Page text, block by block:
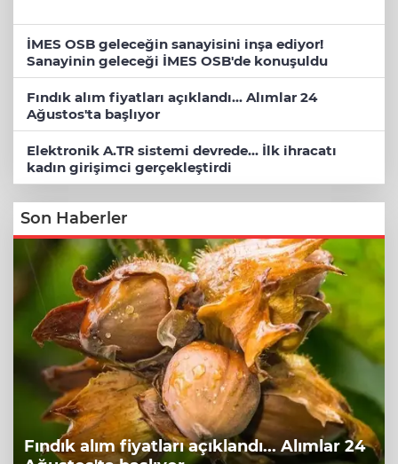
İMES OSB geleceğin sanayisini inşa ediyor!
Sanayinin geleceği İMES OSB'de konuşuldu
Fındık alım fiyatları açıklandı... Alımlar 24
Ağustos'ta başlıyor
Elektronik A.TR sistemi devrede... İlk ihracatı
kadın girişimci gerçekleştirdi
Son Haberler
Fındık alım fiyatları açıklandı... Alımlar 24